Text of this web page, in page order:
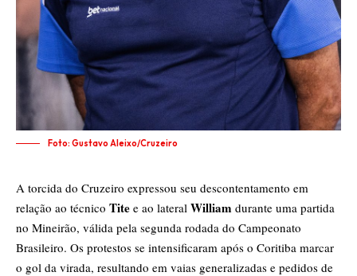
Foto: Gustavo Aleixo/Cruzeiro
A torcida do Cruzeiro expressou seu descontentamento em
relação ao técnico Tite e ao lateral William durante uma partida
no Mineirão, válida pela segunda rodada do Campeonato
Brasileiro. Os protestos se intensificaram após o Coritiba marcar
o gol da virada, resultando em vaias generalizadas e pedidos de